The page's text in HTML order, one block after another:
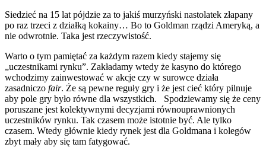
Siedzieć na 15 lat pójdzie za to jakiś murzyński nastolatek złapany
po raz trzeci z działką kokainy… Bo to Goldman rządzi Ameryką, a
nie odwrotnie. Taka jest rzeczywistość.
Warto o tym pamiętać za każdym razem kiedy stajemy się
„uczestnikami rynku”. Zakładamy wtedy że kasyno do którego
wchodzimy zainwestować w akcje czy w surowce działa
zasadniczo fair. Że są pewne reguły gry i że jest cieć który pilnuje
aby pole gry było równe dla wszystkich. Spodziewamy się że ceny
poruszane jest kolektywnymi decyzjami równouprawnionych
uczestników rynku. Tak czasem może istotnie być. Ale tylko
czasem. Wtedy głównie kiedy rynek jest dla Goldmana i kolegów
zbyt mały aby się tam fatygować.